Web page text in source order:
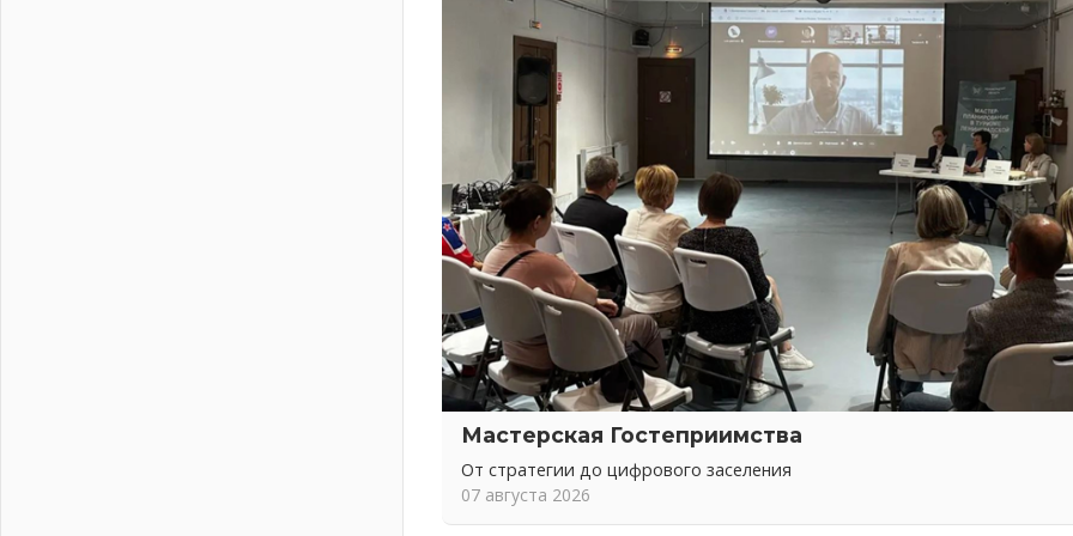
Мастерская Гостеприимства
От стратегии до цифрового заселения
07 августа 2026